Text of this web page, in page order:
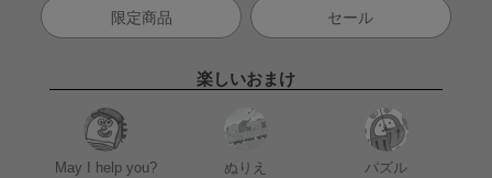
限定商品 セール
楽しいおまけ
May I help you? ぬりえ パズル